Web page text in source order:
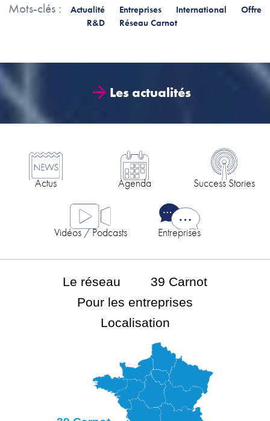
Mots-clés : Actualité Entreprises International
Offre
R&D
Réseau Carnot
Les actualités
Actus Agenda Success Stories
Vidéos / Podcasts Entreprises
Le réseau
39 Carnot
Pour les entreprises
Localisation